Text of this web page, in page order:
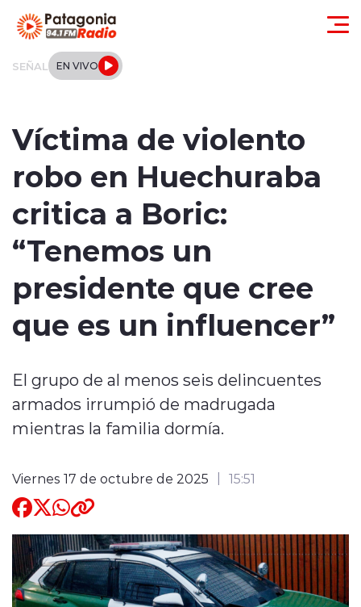
SEÑAL EN VIVO
Local
Internacional
Quienes Somos
Víctima de violento
robo en Huechuraba
critica a Boric:
“Tenemos un
presidente que cree
que es un influencer”
El grupo de al menos seis delincuentes
armados irrumpió de madrugada
mientras la familia dormía.
Viernes 17 de octubre de 2025 15:51